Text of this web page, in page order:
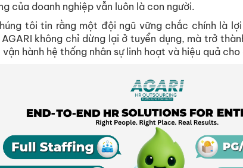
của doanh nghiệp vẫn luôn là con người.
tôi tin rằng một đội ngũ vững chắc chính là
không chỉ dừng lại ở tuyển dụng, mà trở
hành hệ thống nhân sự linh hoạt và hiệu quả